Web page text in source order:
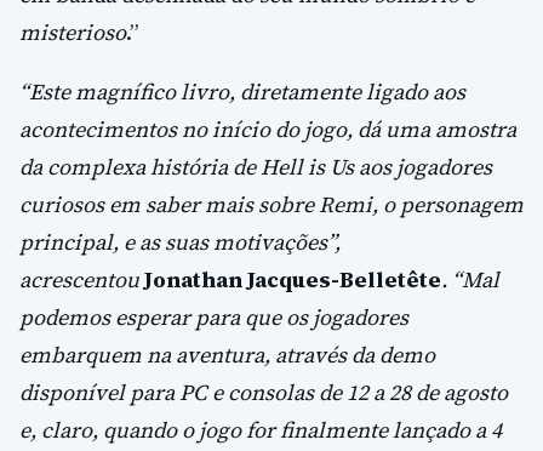
misterioso.”
“Este magnífico livro, diretamente ligado aos
acontecimentos no início do jogo, dá uma amostra
da complexa história de Hell is Us aos jogadores
curiosos em saber mais sobre Remi, o personagem
principal, e as suas motivações”,
acrescentouJonathan Jacques-Belletête. “Mal
podemos esperar para que os jogadores
embarquem na aventura, através da demo
disponível para PC e consolas de 12 a 28 de agosto
e, claro, quando o jogo for finalmente lançado a 4